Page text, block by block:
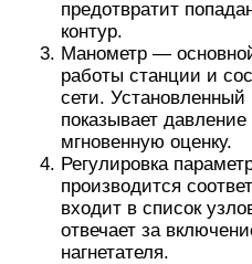
предотвратит
контур.
Манометр —
работы станции и
сети.
показывает
мгновенную оценку.
Регулировка
производится
входит в список
отвечает за
нагнетателя.